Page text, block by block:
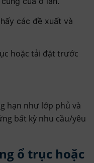
các đề xuất và
hoặc tải đặt trước
hạn như lớp phủ và
bất kỳ nhu cầu/yêu
ổ trục hoặc